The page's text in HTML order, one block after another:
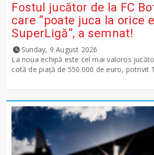
Fostul jucător de la FC
care ”poate juca la orice
SuperLigă”, a semnat!
Sunday, 9 August 2026
La noua echipă este cel mai valoros
cotă de piață de 550.000 de euro, potrivit